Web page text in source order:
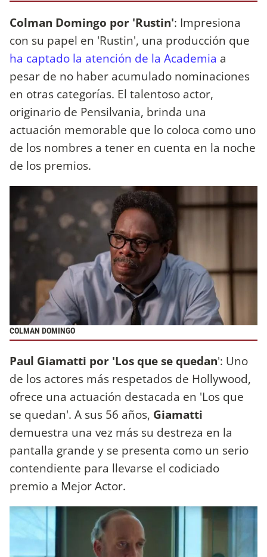
Colman Domingo por 'Rustin': Impresiona
con su papel en 'Rustin', una producción que
ha captado la atención de la Academia a
pesar de no haber acumulado nominaciones
en otras categorías. El talentoso actor,
originario de Pensilvania, brinda una
actuación memorable que lo coloca como uno
de los nombres a tener en cuenta en la noche
de los premios.
COLMAN DOMINGO
Paul Giamatti por 'Los que se quedan': Uno
de los actores más respetados de Hollywood,
ofrece una actuación destacada en 'Los que
se quedan'. A sus 56 años, Giamatti
demuestra una vez más su destreza en la
pantalla grande y se presenta como un serio
contendiente para llevarse el codiciado
premio a Mejor Actor.